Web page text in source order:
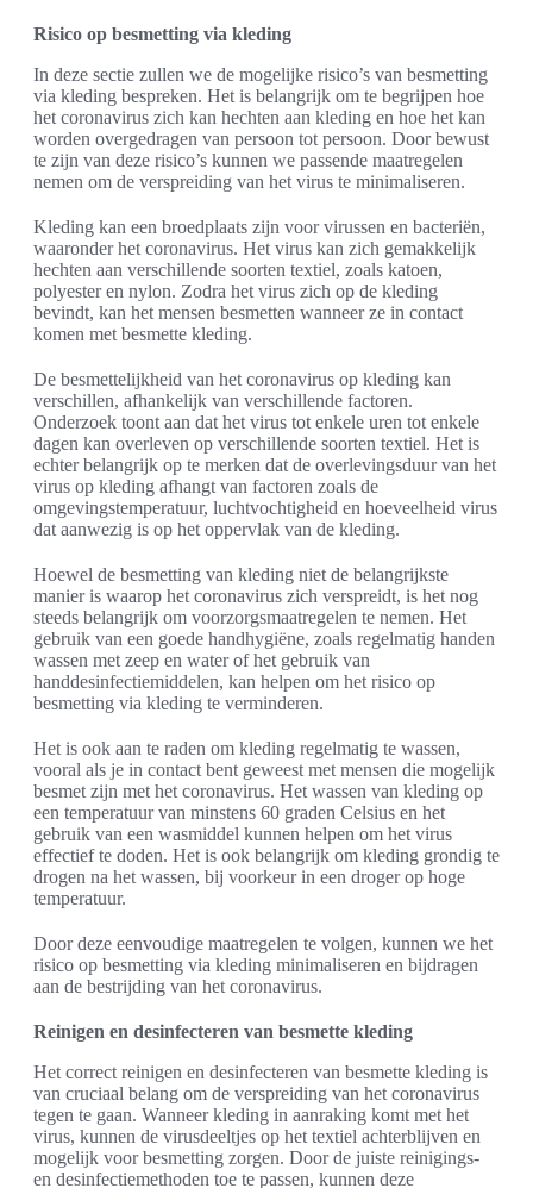
Risico op besmetting via kleding
In deze sectie zullen we de mogelijke risico’s van besmetting
via kleding bespreken. Het is belangrijk om te begrijpen hoe
het coronavirus zich kan hechten aan kleding en hoe het kan
worden overgedragen van persoon tot persoon. Door bewust
te zijn van deze risico’s kunnen we passende maatregelen
nemen om de verspreiding van het virus te minimaliseren.
Kleding kan een broedplaats zijn voor virussen en bacteriën,
waaronder het coronavirus. Het virus kan zich gemakkelijk
hechten aan verschillende soorten textiel, zoals katoen,
polyester en nylon. Zodra het virus zich op de kleding
bevindt, kan het mensen besmetten wanneer ze in contact
komen met besmette kleding.
De besmettelijkheid van het coronavirus op kleding kan
verschillen, afhankelijk van verschillende factoren.
Onderzoek toont aan dat het virus tot enkele uren tot enkele
dagen kan overleven op verschillende soorten textiel. Het is
echter belangrijk op te merken dat de overlevingsduur van het
virus op kleding afhangt van factoren zoals de
omgevingstemperatuur, luchtvochtigheid en hoeveelheid virus
dat aanwezig is op het oppervlak van de kleding.
Hoewel de besmetting van kleding niet de belangrijkste
manier is waarop het coronavirus zich verspreidt, is het nog
steeds belangrijk om voorzorgsmaatregelen te nemen. Het
gebruik van een goede handhygiëne, zoals regelmatig handen
wassen met zeep en water of het gebruik van
handdesinfectiemiddelen, kan helpen om het risico op
besmetting via kleding te verminderen.
Het is ook aan te raden om kleding regelmatig te wassen,
vooral als je in contact bent geweest met mensen die mogelijk
besmet zijn met het coronavirus. Het wassen van kleding op
een temperatuur van minstens 60 graden Celsius en het
gebruik van een wasmiddel kunnen helpen om het virus
effectief te doden. Het is ook belangrijk om kleding grondig te
drogen na het wassen, bij voorkeur in een droger op hoge
temperatuur.
Door deze eenvoudige maatregelen te volgen, kunnen we het
risico op besmetting via kleding minimaliseren en bijdragen
aan de bestrijding van het coronavirus.
Reinigen en desinfecteren van besmette kleding
Het correct reinigen en desinfecteren van besmette kleding is
van cruciaal belang om de verspreiding van het coronavirus
tegen te gaan. Wanneer kleding in aanraking komt met het
virus, kunnen de virusdeeltjes op het textiel achterblijven en
mogelijk voor besmetting zorgen. Door de juiste reinigings-
en desinfectiemethoden toe te passen, kunnen deze